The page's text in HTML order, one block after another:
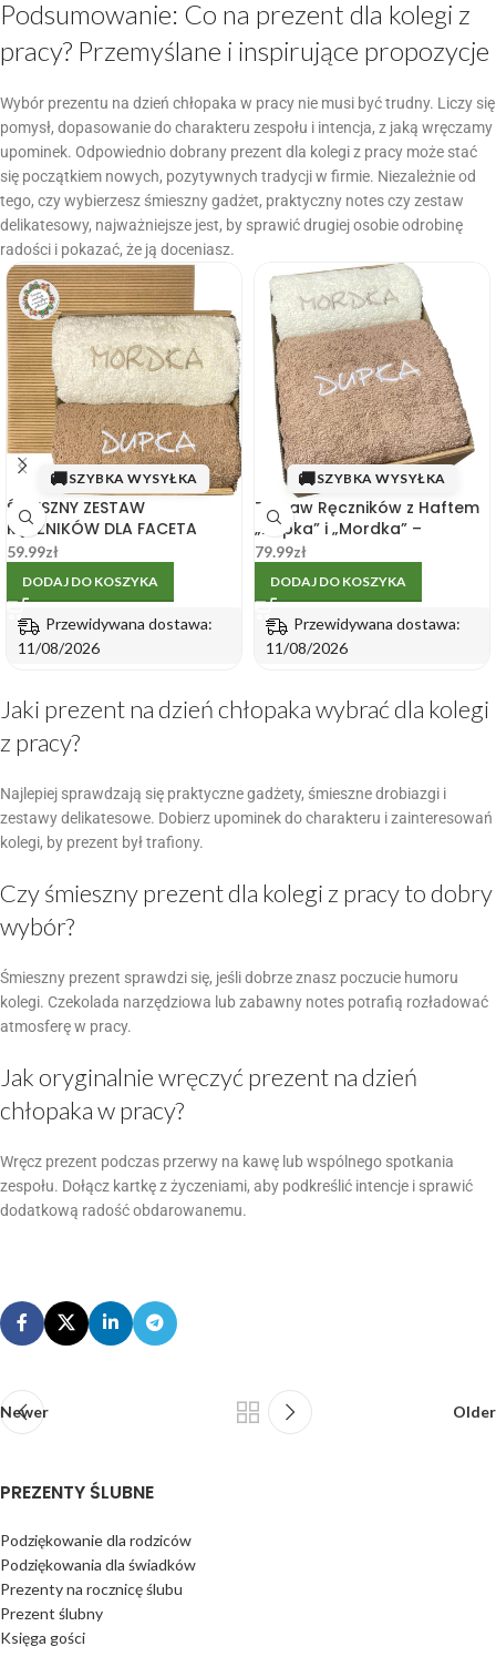
Podsumowanie: Co na prezent dla kolegi z
pracy? Przemyślane i inspirujące propozycje
Wybór prezentu na dzień chłopaka w pracy nie musi być trudny. Liczy się
pomysł, dopasowanie do charakteru zespołu i intencja, z jaką wręczamy
upominek. Odpowiednio dobrany prezent dla kolegi z pracy może stać
się początkiem nowych, pozytywnych tradycji w firmie. Niezależnie od
tego, czy wybierzesz śmieszny gadżet, praktyczny notes czy zestaw
delikatesowy, najważniejsze jest, by sprawić drugiej osobie odrobinę
radości i pokazać, że ją doceniasz.
🚚SZYBKA WYSYŁKA
ŚMIESZNY ZESTAW
RĘCZNIKÓW DLA FACETA
MĘŻA CHŁOPAKA NIEGO
59.99zł
DODAJ DO KOSZYKA
Przewidywana dostawa:
11/08/2026
🚚SZYBKA WYSYŁKA
Zestaw Ręczników z Haftem
„Dupka” i „Mordka” –
śmieszny prezent dla
79.99zł
DODAJ DO KOSZYKA
Przewidywana dostawa:
11/08/2026
Jaki prezent na dzień chłopaka wybrać dla kolegi
z pracy?
Najlepiej sprawdzają się praktyczne gadżety, śmieszne drobiazgi i
zestawy delikatesowe. Dobierz upominek do charakteru i zainteresowań
kolegi, by prezent był trafiony.
Czy śmieszny prezent dla kolegi z pracy to dobry
wybór?
Śmieszny prezent sprawdzi się, jeśli dobrze znasz poczucie humoru
kolegi. Czekolada narzędziowa lub zabawny notes potrafią rozładować
atmosferę w pracy.
Jak oryginalnie wręczyć prezent na dzień
chłopaka w pracy?
Wręcz prezent podczas przerwy na kawę lub wspólnego spotkania
zespołu. Dołącz kartkę z życzeniami, aby podkreślić intencje i sprawić
dodatkową radość obdarowanemu.
Newer Older
PREZENTY ŚLUBNE
Podziękowanie dla rodziców
Podziękowania dla świadków
Prezenty na rocznicę ślubu
Prezent ślubny
Księga gości